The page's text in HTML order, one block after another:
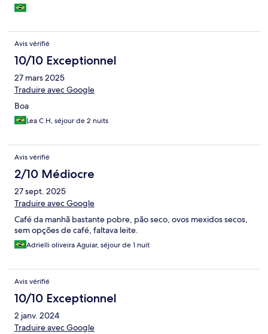
Avis vérifié
10/10 Exceptionnel
27 mars 2025
Traduire avec Google
Boa
Lea C H, séjour de 2 nuits
Avis vérifié
2/10 Médiocre
27 sept. 2025
Traduire avec Google
Café da manhã bastante pobre, pão seco, ovos mexidos secos,
sem opções de café, faltava leite.
Adrielli oliveira Aguiar, séjour de 1 nuit
Avis vérifié
10/10 Exceptionnel
2 janv. 2024
Traduire avec Google